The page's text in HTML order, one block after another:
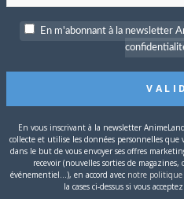
Atsu Atsu et Ki-oon
découverte d’Hokkaido
Le restaurant japonais Atsu
oon s’associent afin de
En m'abonnant à la newsletter
En vous inscrivant à la newsletter
collecte et utilise les données personnelles
dans le but de vous envoyer ses offres
recevoir (nouvelles sorties de
événementiel...), en accord avec notre politique
la cases ci-dessus si vous